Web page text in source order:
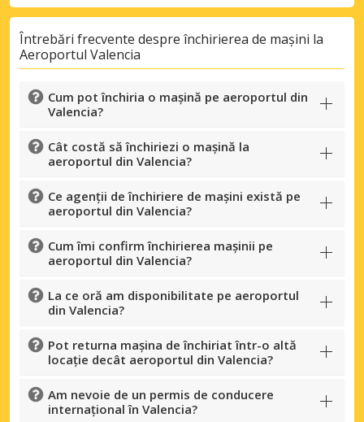
Întrebări frecvente despre închirierea de mașini la
Aeroportul Valencia
Cum pot închiria o mașină pe aeroportul din
Valencia?
Cât costă să închiriezi o mașină la
aeroportul din Valencia?
Ce agenții de închiriere de mașini există pe
aeroportul din Valencia?
Cum îmi confirm închirierea mașinii pe
aeroportul din Valencia?
La ce oră am disponibilitate pe aeroportul
din Valencia?
Pot returna mașina de închiriat într-o altă
locație decât aeroportul din Valencia?
Am nevoie de un permis de conducere
internațional în Valencia?
Economii de top
Accesați ofertele exclusive ale
furnizorilor noștri
Autentificare cu eLink